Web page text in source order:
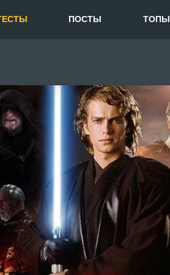
ПОСТЫ ТОПЫ